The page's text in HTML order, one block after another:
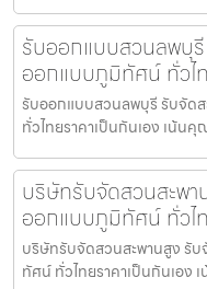
รับออกแบบสวนลพบุ
ออกแบบภูมิทัศน์ ทั่วไ
รับออกแบบสวนลพบุรี รับจั
ทั่วไทยราคาเป็นกันเอง เน้น
บริษัทรับจัดสวนสะพ
ออกแบบภูมิทัศน์ ทั่วไ
บริษัทรับจัดสวนสะพานสูง รั
ทัศน์ ทั่วไทยราคาเป็นกันเอง